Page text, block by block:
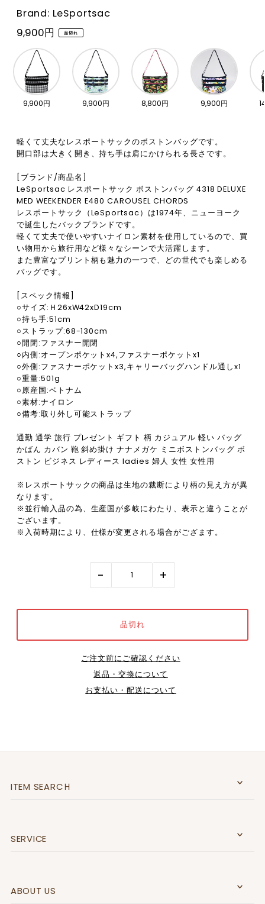
Brand: LeSportsac
9,900円 品切れ
9,900円 9,900円 8,800円 9,900円
軽くて丈夫なレスポートサックのボストンバッグです。
開口部は大きく開き、持ち手は肩にかけられる長さです。
[ブランド/商品名]
LeSportsac レスポートサック ボストンバッグ 4318 DELUXE
MED WEEKENDER E480 CAROUSEL CHORDS
レスポートサック（LeSportsac）は1974年、ニューヨーク
で誕生したバックブランドです。
軽くて丈夫で使いやすいナイロン素材を使用しているので、買
い物用から旅行用など様々なシーンで大活躍します。
また豊富なプリント柄も魅力の一つで、どの世代でも楽しめる
バッグです。
[スペック情報]
○サイズ:Ｈ26xW42xD19cm
○持ち手:51cm
○ストラップ:68-130cm
○開閉:ファスナー開閉
○内側:オープンポケットx4,ファスナーポケットx1
○外側:ファスナーポケットx3,キャリーバッグハンドル通しx1
○重量:501g
○原産国:ベトナム
○素材:ナイロン
○備考:取り外し可能ストラップ
通勤 通学 旅行 プレゼント ギフト 柄 カジュアル 軽い バッグ
かばん カバン 鞄 斜め掛け ナナメガケ ミニボストンバッグ ボ
ストン ビジネス レディース ladies 婦人 女性 女性用
※レスポートサックの商品は生地の裁断により柄の見え方が異
なります。
※並行輸入品の為、生産国が多岐にわたり、表示と違うことが
ございます。
※入荷時期により、仕様が変更される場合がござます。
- +
ご注文前にご確認ください
返品・交換について
お支払い・配送について
ITEM SEARCＨ
SERVICE
ABOUT US